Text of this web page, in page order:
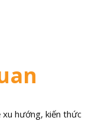
hướng, kiến thức